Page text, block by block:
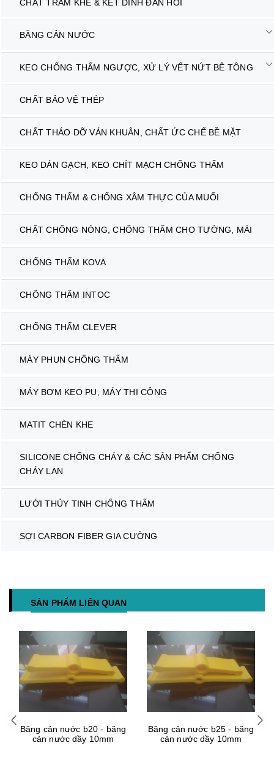
CHẤT TRÁM KHE & KẾT DÍNH ĐÀN HỒI
BĂNG CẢN NƯỚC
KEO CHỐNG THẤM NGƯỢC, XỬ LÝ VẾT NỨT BÊ TÔNG
CHẤT BẢO VỆ THÉP
CHẤT THÁO DỠ VÁN KHUÂN, CHẤT ỨC CHẾ BỀ MẶT
KEO DÁN GẠCH, KEO CHÍT MẠCH CHỐNG THẤM
CHỐNG THẤM & CHỐNG XÂM THỰC CỦA MUỐI
CHẤT CHỐNG NÓNG, CHỐNG THẤM CHO TƯỜNG, MÁI
CHỐNG THẤM KOVA
CHỐNG THẤM INTOC
CHỐNG THẤM CLEVER
MÁY PHUN CHỐNG THẤM
MÁY BƠM KEO PU, MÁY THI CÔNG
MATIT CHÈN KHE
SILICONE CHỐNG CHÁY & CÁC SẢN PHẨM CHỐNG
CHÁY LAN
LƯỚI THỦY TINH CHỐNG THẤM
SỢI CARBON FIBER GIA CƯỜNG
SẢN PHẨM LIÊN QUAN
Băng cản nước b20 - băng
cản nước dầy 10mm
Băng cản nước b25 - băng
cản nước dầy 10mm
Mua hàng Mua hàng